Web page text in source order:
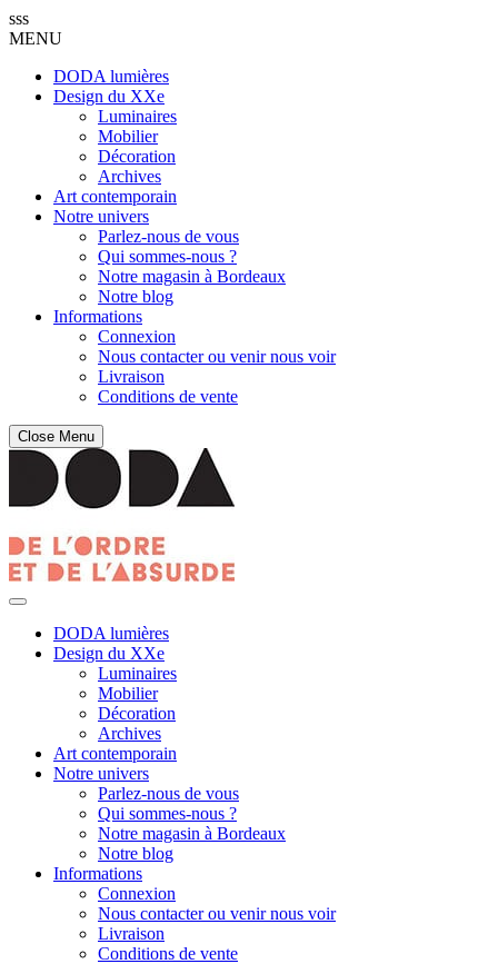
sss
MENU
DODA lumières
Design du XXe
Luminaires
Mobilier
Décoration
Archives
Art contemporain
Notre univers
Parlez-nous de vous
Qui sommes-nous ?
Notre magasin à Bordeaux
Notre blog
Informations
Connexion
Nous contacter ou venir nous voir
Livraison
Conditions de vente
Close Menu
DODA lumières
Design du XXe
Luminaires
Mobilier
Décoration
Archives
Art contemporain
Notre univers
Parlez-nous de vous
Qui sommes-nous ?
Notre magasin à Bordeaux
Notre blog
Informations
Connexion
Nous contacter ou venir nous voir
Livraison
Conditions de vente